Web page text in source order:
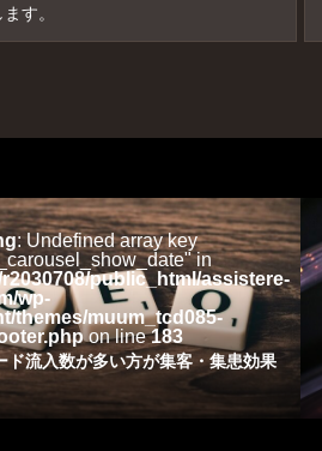
す。
: Undefined array key
in
public_html/assistere-
wp-
themes/muum_tcd085-
on line183
ド流入数が多い方が集客・集患効果